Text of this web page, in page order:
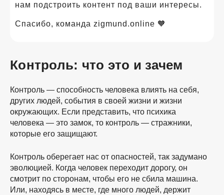
нам подстроить контент под ваши интересы.
Спасибо, команда zigmund.online 🧡
Контроль: что это и зачем
Контроль — способность человека влиять на себя,
других людей, события в своей жизни и жизни
окружающих. Если представить, что психика
человека — это замок, то контроль — стражники,
которые его защищают.
Контроль оберегает нас от опасностей, так задумано
эволюцией. Когда человек переходит дорогу, он
смотрит по сторонам, чтобы его не сбила машина.
Или, находясь в месте, где много людей, держит